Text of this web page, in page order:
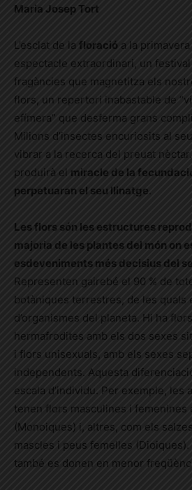
Maria Josep Tort
L’esclat de la floració a la
espectacle extraordinari, un
fragàncies que magnetitza els
flors, un repertori inabastable de
efímera” que desferma grans
Milions d’insectes encuriosits al
vibrar a la recerca del preuat nèctar.
produirà el
miracle de la
perpetuaran el seu llinatge.
Les flors són les estructures
majoria de les plantes del món on
esdeveniments més decisius del
Representen gairebé el 90 % de
botàniques terrestres, de les quals
d’organismes del planeta. Hi ha
hermafrodites amb els dos sexes
i flors unisexuals, amb els sexes
independents. Aquesta
escala d’individu. Per exemple, les
tenen flors masculines i femenines
(Monoiques) i, altres, com els
mascles i peus femelles
també es donen en menor